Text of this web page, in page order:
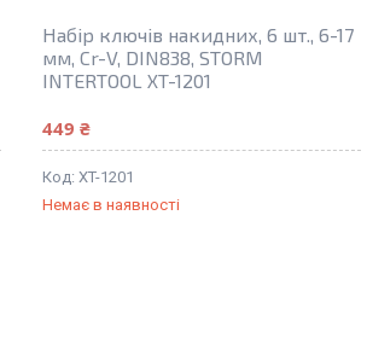
Набір ключів накидних, 6 шт., 6-17
мм, Cr-V, DIN838, STORM
INTERTOOL XT-1201
449 ₴
XT-1201
Немає в наявності